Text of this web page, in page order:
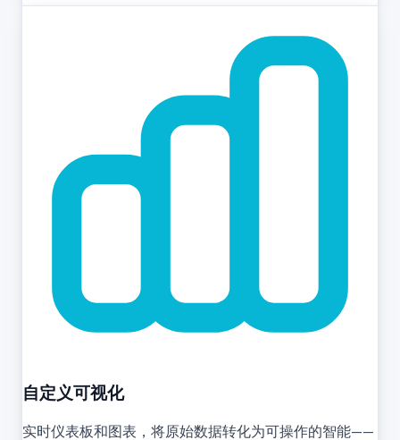
自定义可视化
实时仪表板和图表，将原始数据转化为可操作的智能——